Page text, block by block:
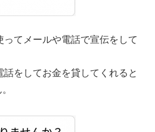
てメールや電話で宣伝をして
をしてお金を貸してくれると